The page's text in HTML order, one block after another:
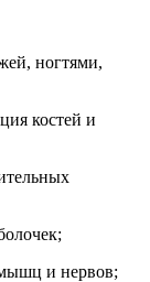
ногтями,
костей и
и нервов;